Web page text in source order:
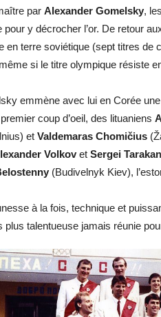
par Alexander Gomelsky,
y décrocher l’or. De retour
en terre soviétique (sept titres de
si le titre olympique résiste
emmène avec lui en Corée
coup d’oeil, des lituaniens
et Valdemaras Chomičius
Volkovet Sergei
(Budivelnyk Kiev),
à la fois, technique et
plus talentueuse jamais réunie